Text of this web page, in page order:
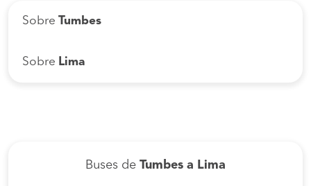
Sobre Tumbes
Sobre Lima
Buses de Tumbes a Lima